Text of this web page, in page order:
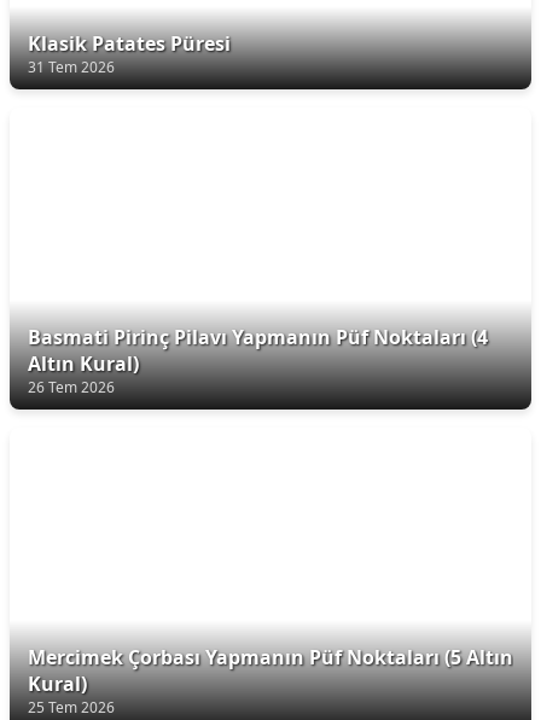
Klasik Patates Püresi
31 Tem 2026
Basmati Pirinç Pilavı Yapmanın Püf Noktaları (4
Altın Kural)
26 Tem 2026
Mercimek Çorbası Yapmanın Püf Noktaları (5 Altın
Kural)
25 Tem 2026